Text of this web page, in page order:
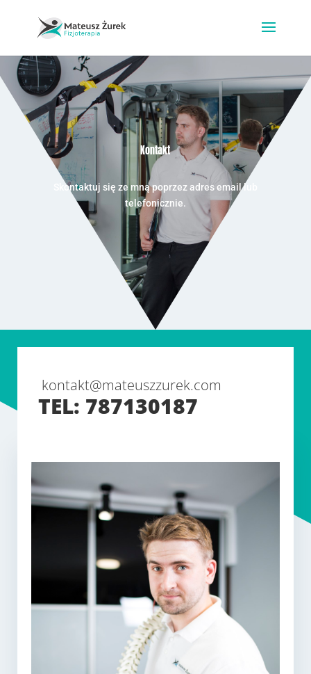
Kontakt
Skontaktuj się ze mną poprzez adres email lub
telefonicznie.
kontakt@mateuszzurek.com
TEL: 787130187